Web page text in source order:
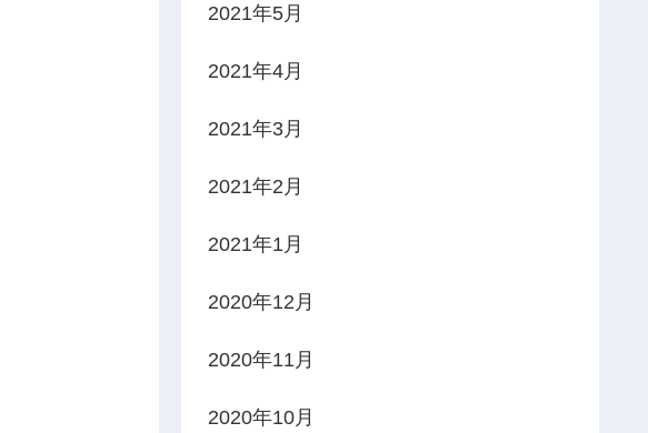
2021年5月
2021年4月
2021年3月
2021年2月
2021年1月
2020年12月
2020年11月
2020年10月